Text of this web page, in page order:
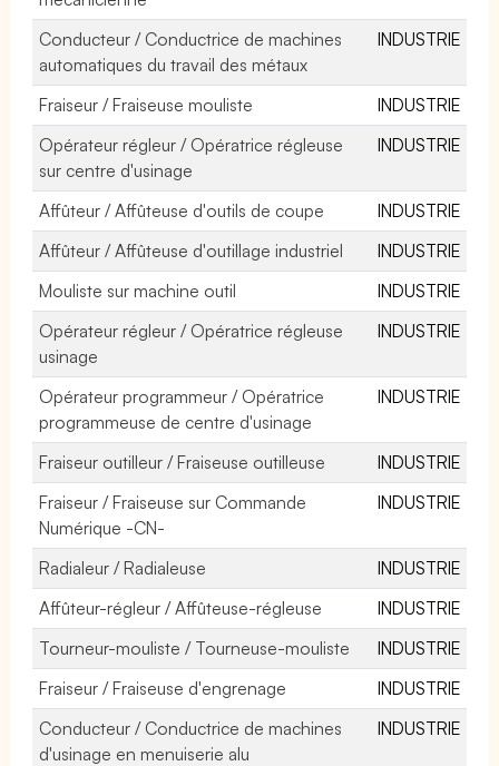
Conducteur / Conductrice de machines
automatiques du travail des métaux
INDUSTRIE
Fraiseur / Fraiseuse mouliste
INDUSTRIE
Opérateur régleur / Opératrice régleuse
sur centre d'usinage
INDUSTRIE
Affûteur / Affûteuse d'outils de coupe
INDUSTRIE
Affûteur / Affûteuse d'outillage industriel
INDUSTRIE
Mouliste sur machine outil
INDUSTRIE
Opérateur régleur / Opératrice régleuse
usinage
INDUSTRIE
Opérateur programmeur / Opératrice
programmeuse de centre d'usinage
INDUSTRIE
Fraiseur outilleur / Fraiseuse outilleuse
INDUSTRIE
Fraiseur / Fraiseuse sur Commande
Numérique -CN-
INDUSTRIE
Radialeur / Radialeuse
INDUSTRIE
Affûteur-régleur / Affûteuse-régleuse
INDUSTRIE
Tourneur-mouliste / Tourneuse-mouliste
INDUSTRIE
Fraiseur / Fraiseuse d'engrenage
INDUSTRIE
Conducteur / Conductrice de machines
d'usinage en menuiserie alu
INDUSTRIE